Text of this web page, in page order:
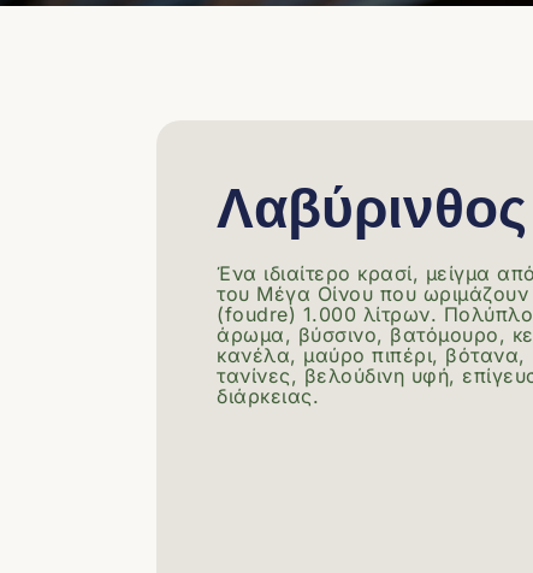
Λαβύρινθος
Ένα ιδιαίτερο κρασί, μείγμα
του Μέγα Οίνου που ωριμάζουν
(foudre) 1.000 λίτρων.
άρωμα, βύσσινο, βατόμουρο,
κανέλα, μαύρο πιπέρι, βότανα,
τανίνες, βελούδινη υφή,
διάρκειας.